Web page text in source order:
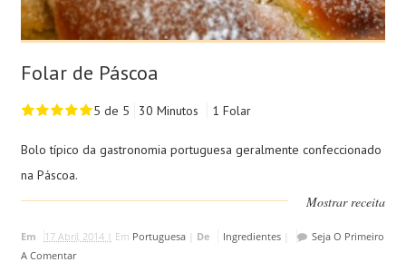
Folar de Páscoa
5 de 5 30 Minutos 1 Folar
Bolo típico da gastronomia portuguesa geralmente confeccionado
na Páscoa.
Mostrar receita
Em 17 Abril, 2014 | Em Portuguesa| De Ingredientes|
Seja O Primeiro
A Comentar